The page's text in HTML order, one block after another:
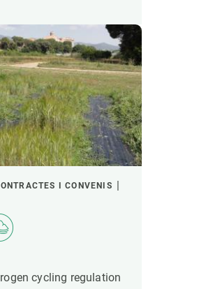
I CONVENIS
cycling regulation